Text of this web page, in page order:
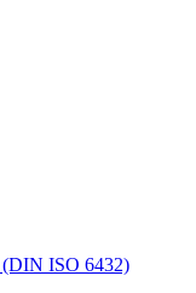
ISO 6432)